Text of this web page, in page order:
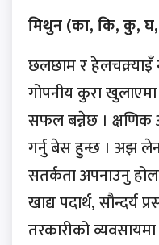
मिथुन (का, कि, कु,
छलछाम र हेलचक्र्याइँ
गोपनीय कुरा खुलाएमा
सफल बन्नेछ । क्षणिक
गर्नु बेस हुन्छ । अझ
सतर्कता अपनाउनु
खाद्य पदार्थ,
तरकारीको